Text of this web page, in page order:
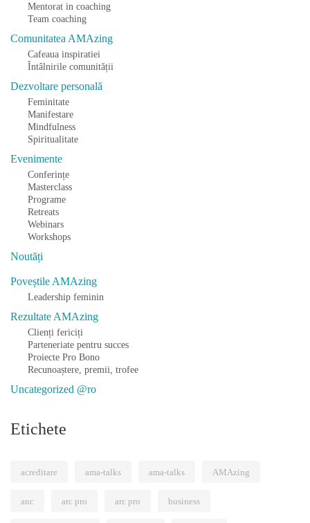
Mentorat in coaching
Team coaching
Comunitatea AMAzing
Cafeaua inspiratiei
Întâlnirile comunității
Dezvoltare personală
Feminitate
Manifestare
Mindfulness
Spiritualitate
Evenimente
Conferințe
Masterclass
Programe
Retreats
Webinars
Workshops
Noutăți
Poveștile AMAzing
Leadership feminin
Rezultate AMAzing
Clienți fericiți
Parteneriate pentru succes
Proiecte Pro Bono
Recunoaștere, premii, trofee
Uncategorized @ro
Etichete
acreditare ama-talks ama-talks AMAzing
anc arc pro arc pro business